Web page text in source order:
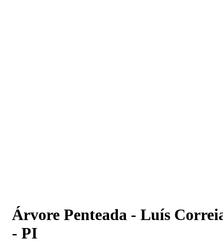
Árvore Penteada - Luís
- PI